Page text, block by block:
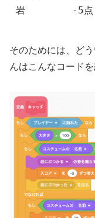
岩　　　　　-5点
そのためには、ど
んはこんなコード